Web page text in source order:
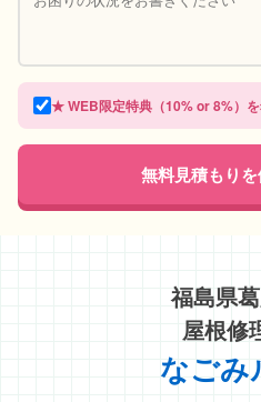
★ WEB限定特典（10% or 8%）
無料見積もり
福島県
屋根修
なごみ